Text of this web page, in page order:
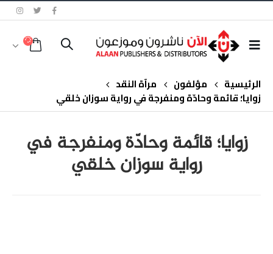
الرئيسية مؤلفون مرآة النقد
زوايا؛ قائمة وحادّة ومنفرجة في رواية سوزان خلقي
زوايا؛ قائمة وحادّة ومنفرجة في
رواية سوزان خلقي